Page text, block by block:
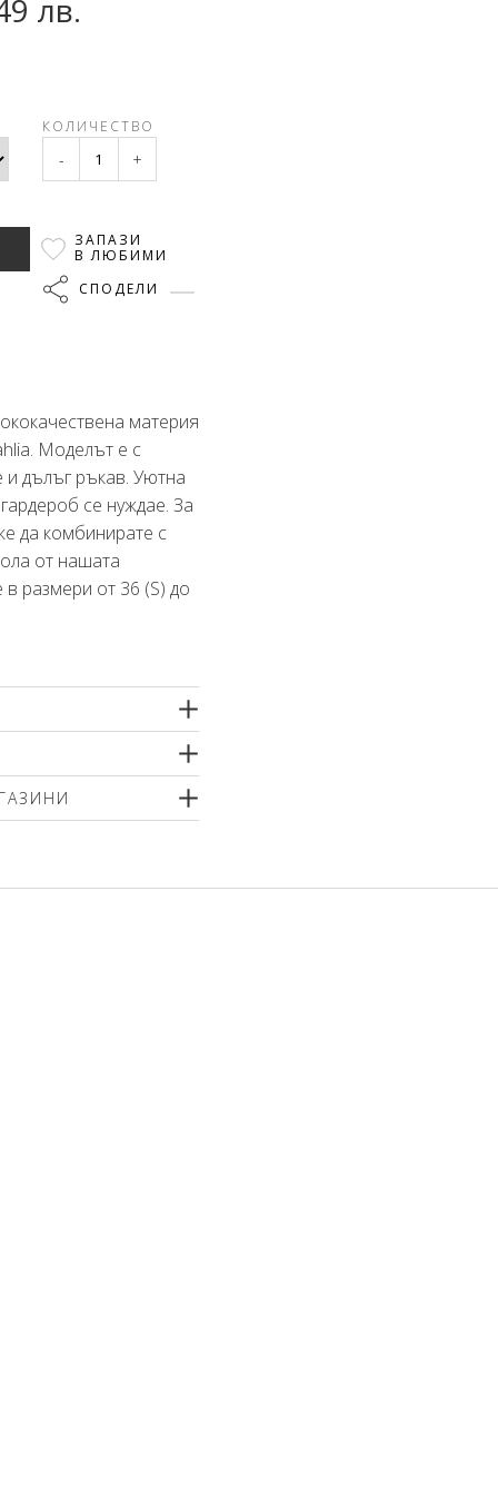
лв.
КОЛИЧЕСТВО
- +
ЗАПАЗИ
В ЛЮБИМИ
СПОДЕЛИ
материя
Моделът е с
и дълъг ръкав. Уютна
се нуждае. За
да комбинирате с
от нашата
в размери от 36 (S) до
или химическо
перилни препарати